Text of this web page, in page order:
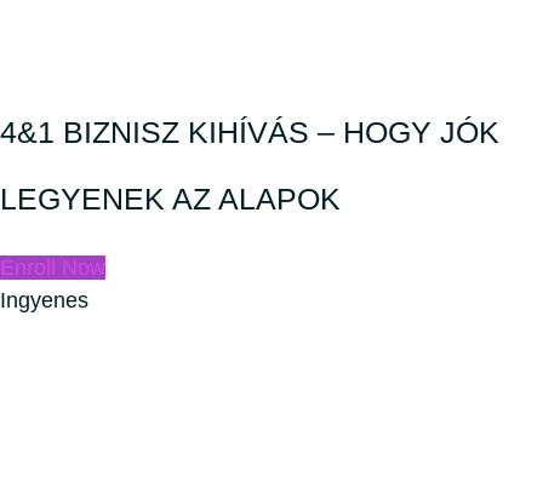
4&1 BIZNISZ KIHÍVÁS – HOGY JÓK
LEGYENEK AZ ALAPOK
Enroll Now
Ingyenes